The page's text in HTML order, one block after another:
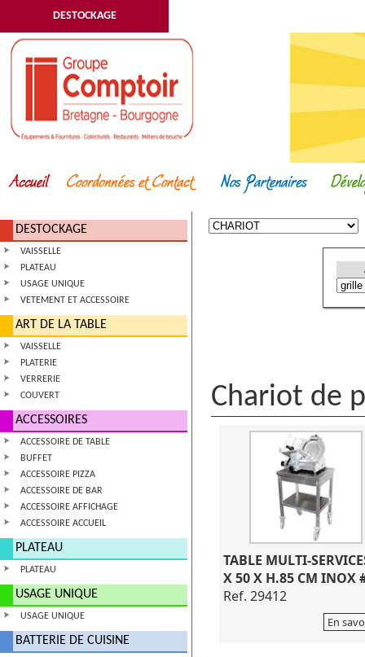
DESTOCKAGE
DESTOCKAGE
VAISSELLE
PLATEAU
USAGE UNIQUE
VETEMENT ET ACCESSOIRE
ART DE LA TABLE
VAISSELLE
PLATERIE
VERRERIE
COUVERT
ACCESSOIRES
ACCESSOIRE DE TABLE
BUFFET
ACCESSOIRE PIZZA
ACCESSOIRE DE BAR
ACCESSOIRE AFFICHAGE
ACCESSOIRE ACCUEIL
PLATEAU
PLATEAU
USAGE UNIQUE
USAGE UNIQUE
BATTERIE DE CUISINE
Chariot de
TABLE MULTI-
X 50 X H.85 CM INOX
Ref. 29412
En